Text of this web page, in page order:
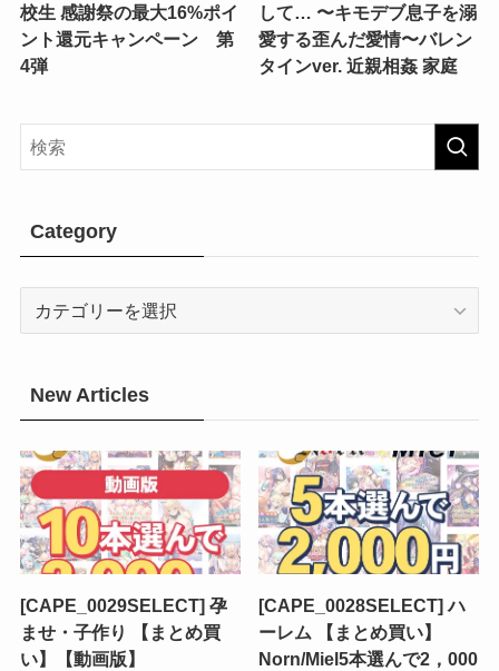
校生 感謝祭の最大16%ポイ
ント還元キャンペーン 第
4弾
して… 〜キモデブ息子を溺
愛する歪んだ愛情〜バレン
タインver. 近親相姦 家庭
Category
Category
New Articles
[CAPE_0029SELECT] 孕
ませ・子作り 【まとめ買
い】【動画版】
[CAPE_0028SELECT] ハ
ーレム 【まとめ買い】
Norn/Miel5本選んで2，000